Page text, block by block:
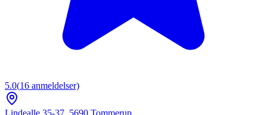
5.0(16 anmeldelser)